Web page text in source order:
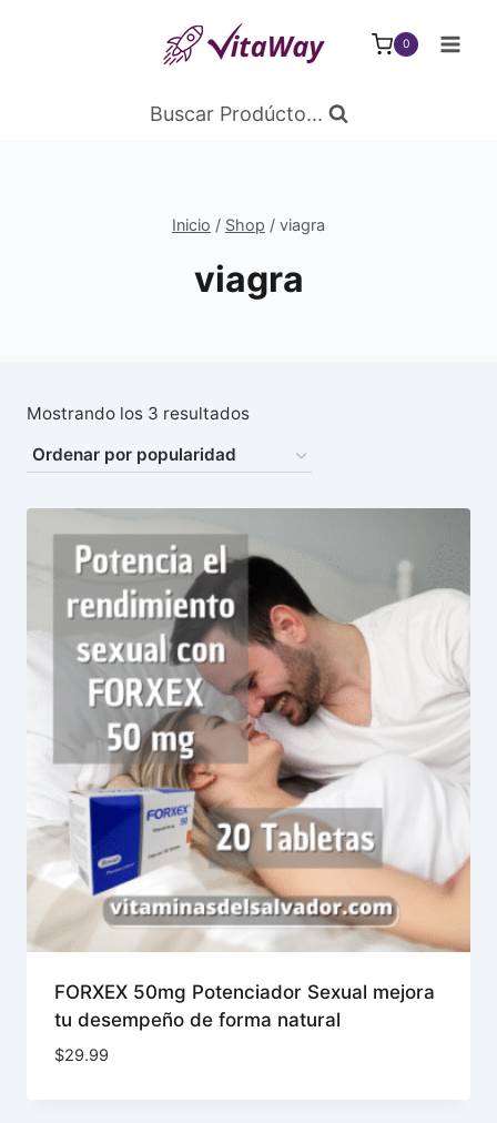
0
Buscar Prodúcto...
Inicio / Shop / viagra
viagra
Mostrando los 3 resultadosOrdenado
popularidad
FORXEX 50mg Potenciador Sexual mejora
tu desempeño de forma natural
$29.99